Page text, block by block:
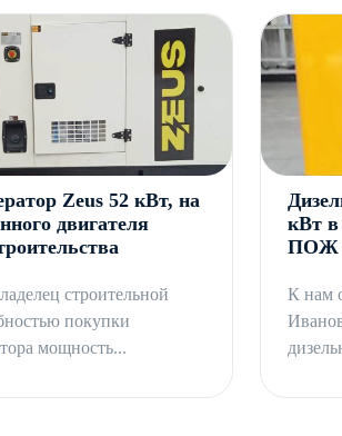
Zeus 52 кВт, на
двигателя
строительной
покупки
мощность...
кВт
ПОЖ -
К нам